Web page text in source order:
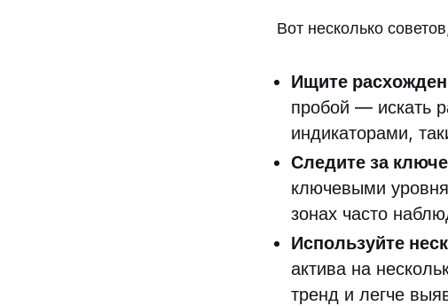
Вот несколько
Ищите
пробой — искать
индикаторами,
Следите за
ключевыми
зонах часто
Используйте
актива на
тренд и легче